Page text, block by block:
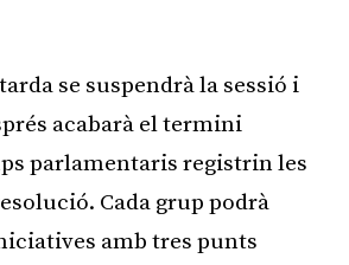
se suspendrà la sessió i
acabarà el termini
parlamentaris registrin les
Cada grup podrà
amb tres punts